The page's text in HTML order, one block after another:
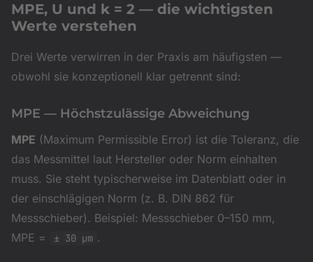
MPE, U und k = 2 — die wichtigsten
Werte verstehen
Drei Werte verwirren in der Praxis am häufigsten —
obwohl sie konzeptionell klar getrennt sind:
MPE — Höchstzulässige Abweichung
MPE (Maximum Permissible Error) ist die Toleranz, die
das Messmittel laut Hersteller oder Norm einhalten
muss. Sie steht typischerweise im Datenblatt oder in
der einschlägigen Norm (z. B. DIN 862 für
Messschieber). Beispiel: Messschieber 0–150 mm,
MPE =
± 30 µm .